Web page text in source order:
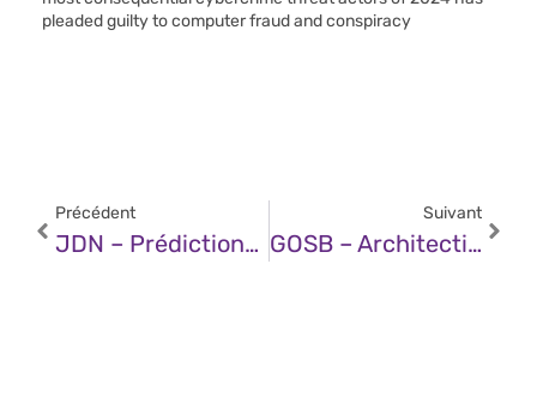
pleaded guilty to computer fraud and conspiracy
Précédent
JDN – Prédictions 2026 : De La Complexité À La Valorisation, La Donnée Au Cœur De La Stratégie IT
Suivant
GOSB – Architecting Security For Agentic Capabilities In Chrome